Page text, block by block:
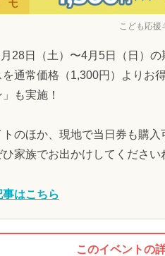
こども応援
28日（土）〜4月5日（日）
を通常価格（1,300円）よりお
も実施！
トのほか、現地で当日券も購
家族でお出かけしてください
はこちら
このイベントの